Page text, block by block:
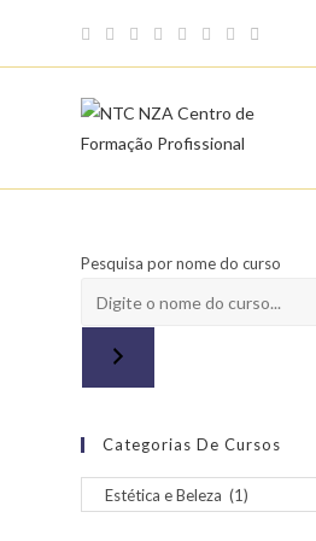
content
Pesquisa por nome do curso
Categorias De Cursos